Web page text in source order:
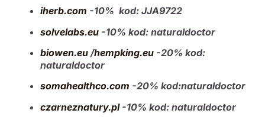
iherb.com -10% kod: JJA9722
solvelabs.eu -10% kod: naturaldoctor
biowen.eu /hempking.eu -20% kod:
naturaldoctor
somahealthco.com -20% kod:naturaldoctor
czarneznatury.pl-10% kod: naturaldoctor